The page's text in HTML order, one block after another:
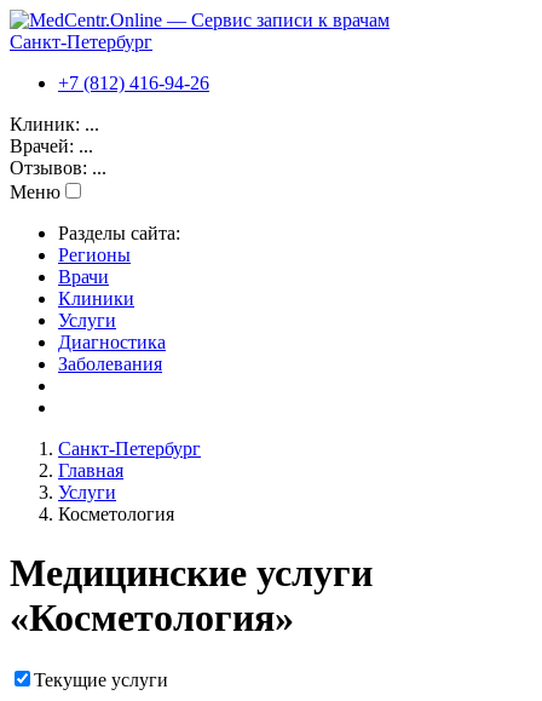
Санкт-Петербург
+7 (812) 416-94-26
Клиник: ...
Врачей: ...
Отзывов: ...
Меню
Разделы сайта:
Регионы
Врачи
Клиники
Услуги
Диагностика
Заболевания
Санкт-Петербург
Главная
Услуги
Косметология
Медицинские услуги
«Косметология»
Текущие услуги